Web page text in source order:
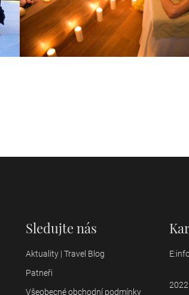
Sledujte nás
Aktuality | Travel Blog
Patneři
Všeobecné obchodní podmínky
E: